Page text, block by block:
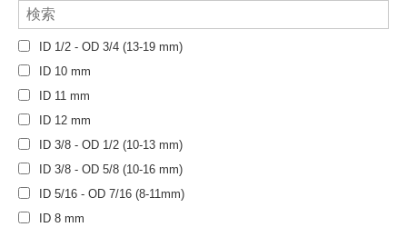
ID 1/2 - OD 3/4 (13-19 mm)
ID 10 mm
ID 11 mm
ID 12 mm
ID 3/8 - OD 1/2 (10-13 mm)
ID 3/8 - OD 5/8 (10-16 mm)
ID 5/16 - OD 7/16 (8-11mm)
ID 8 mm